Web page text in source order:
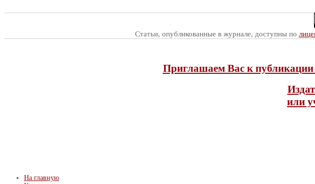
Статьи, опубликованные в журнале, доступны по
Приглашаем Вас к публикации
или
На главную